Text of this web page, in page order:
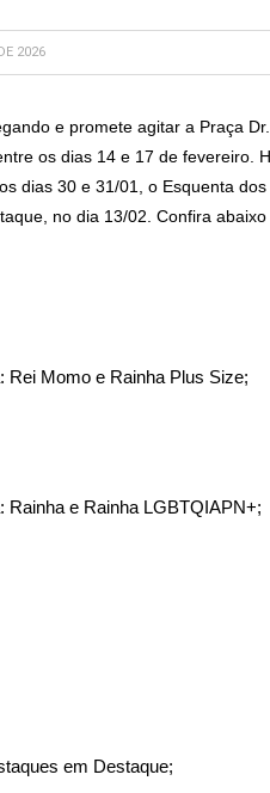
2026
e promete agitar a Praça
os dias 14 e 17 de fevereiro.
dias 30 e 31/01, o Esquenta
no dia 13/02. Confira
Rei Momo e Rainha Plus Size;
Rainha e Rainha LGBTQIAPN+;
em Destaque;